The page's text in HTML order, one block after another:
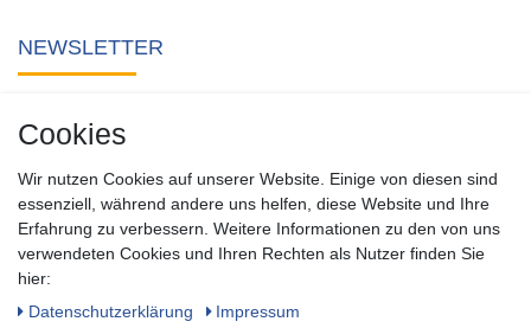
NEWSLETTER
Sie keine Neuigkeit oder Aktion aus unserem Shop.
Zum Newsletter anmelden
SOCIAL
Cookies
Wir nutzen Cookies auf unserer Website. Einige von diesen sind
essenziell, während andere uns helfen, diese Website und Ihre
Erfahrung zu verbessern. Weitere Informationen zu den von uns
verwendeten Cookies und Ihren Rechten als Nutzer finden Sie
hier:
Daten­schutz­erklärung
Impressum